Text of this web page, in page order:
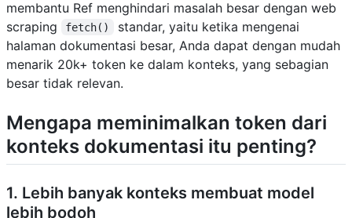
membantu Ref menghindari masalah besar dengan web
scraping
fetch()
standar, yaitu ketika mengenai
halaman dokumentasi besar, Anda dapat dengan mudah
menarik 20k+ token ke dalam konteks, yang sebagian
besar tidak relevan.
Mengapa meminimalkan token dari
konteks dokumentasi itu penting?
1. Lebih banyak konteks membuat model
lebih bodoh